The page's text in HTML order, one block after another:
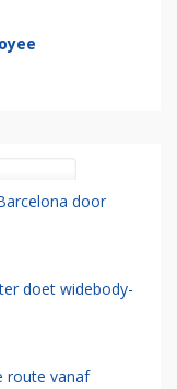
door
doet widebody-
route vanaf